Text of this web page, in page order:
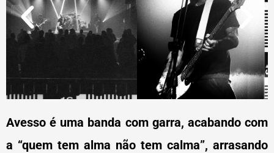
Avesso é uma banda com garra, acabando com
a “quem tem alma não tem calma”, arrasando